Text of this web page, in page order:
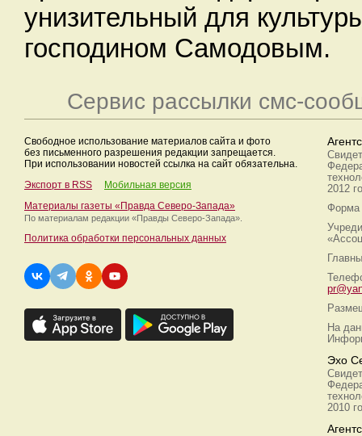
унизительный для
господином Самодовым.
Сервис рассылки смс-
Свободное использование материалов сайта и фото
без письменного разрешения редакции запрещается.
При использовании новостей ссылка на сайт обязательна.
Экспорт в RSS
Мобильная версия
Материалы газеты «Правда Северо-Запада»
По материалам редакции «Правды Северо-Запада».
Политика обработки персональных данных
2012
Форма
На
Эхо
2010